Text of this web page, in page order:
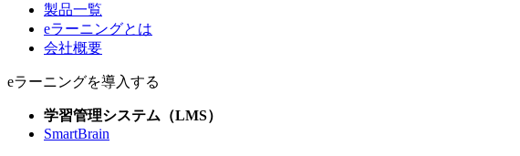
製品一覧
eラーニングとは
会社概要
eラーニングを導入する
学習管理システム（LMS）
SmartBrain